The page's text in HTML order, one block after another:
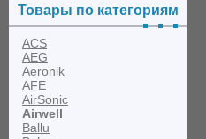
Товары по категориям
ACS
AEG
Aeronik
AFE
AirSonic
Airwell
Ballu